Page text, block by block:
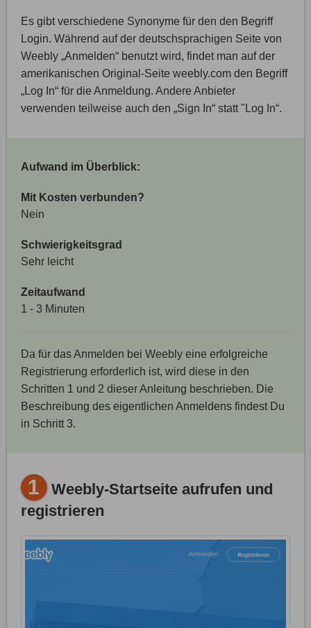
Es gibt verschiedene Synonyme für den den Begriff
Login. Während auf der deutschsprachigen Seite von
Weebly „Anmelden“ benutzt wird, findet man auf der
amerikanischen Original-Seite weebly.com den Begriff
„Log In“ für die Anmeldung. Andere Anbieter
verwenden teilweise auch den „Sign In“ statt "Log In“.
Aufwand im Überblick:
Mit Kosten verbunden?
Nein
Schwierigkeitsgrad
Sehr leicht
Zeitaufwand
1 - 3 Minuten
Da für das Anmelden bei Weebly eine erfolgreiche
Registrierung erforderlich ist, wird diese in den
Schritten 1 und 2 dieser Anleitung beschrieben. Die
Beschreibung des eigentlichen Anmeldens findest Du
in Schritt 3.
1 Weebly-Startseite aufrufen und
registrieren